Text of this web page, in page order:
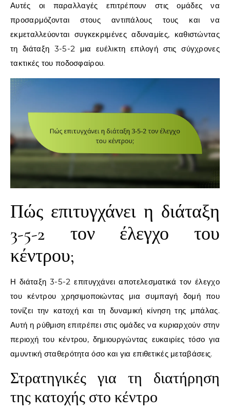
Αυτές οι παραλλαγές επιτρέπουν στις ομάδες να
προσαρμόζονται στους αντιπάλους τους και να
εκμεταλλεύονται συγκεκριμένες αδυναμίες, καθιστώντας
τη διάταξη 3-5-2 μια ευέλικτη επιλογή στις σύγχρονες
τακτικές του ποδοσφαίρου.
Πώς επιτυγχάνει η διάταξη
3-5-2 τον έλεγχο του
κέντρου;
Η διάταξη 3-5-2 επιτυγχάνει αποτελεσματικά τον έλεγχο
του κέντρου χρησιμοποιώντας μια συμπαγή δομή που
τονίζει την κατοχή και τη δυναμική κίνηση της μπάλας.
Αυτή η ρύθμιση επιτρέπει στις ομάδες να κυριαρχούν στην
περιοχή του κέντρου, δημιουργώντας ευκαιρίες τόσο για
αμυντική σταθερότητα όσο και για επιθετικές μεταβάσεις.
Στρατηγικές για τη διατήρηση
της κατοχής στο κέντρο